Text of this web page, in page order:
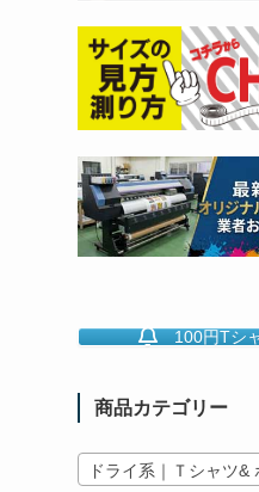
100円Tシ
商品カテゴリー
ドライ系｜Ｔシャツ&